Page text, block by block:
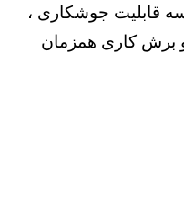
قابلیت جوشکاری ،
برش کاری همزمان